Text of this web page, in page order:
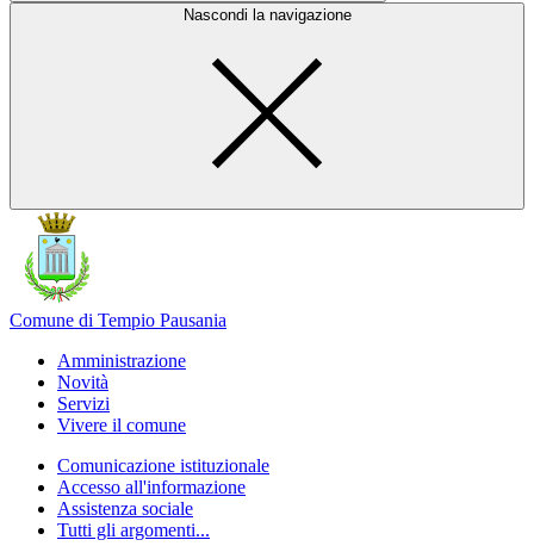
Nascondi la navigazione
Comune di Tempio Pausania
Amministrazione
Novità
Servizi
Vivere il comune
Comunicazione istituzionale
Accesso all'informazione
Assistenza sociale
Tutti gli argomenti...